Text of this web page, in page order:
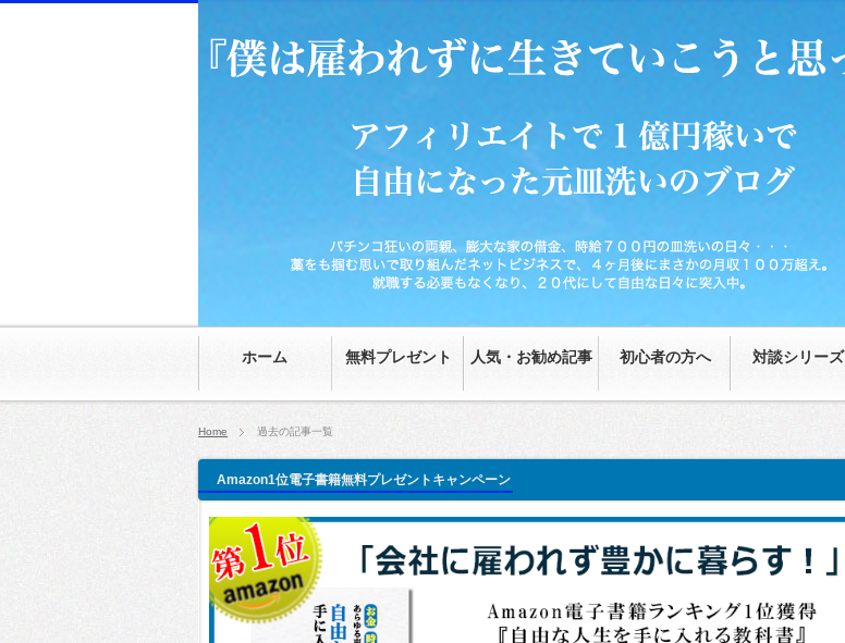
ホーム 無料プレゼント 人気・お勧め記事 初心者の方へ 対談シリーズ
パチンコ狂いの両親、膨大な家の借金、時給700円の皿洗いの日々…が、藁をもつかむ思いで取り組んだネッ
然。就職する必要もなくなり、20代にして自由な日々に突入中。
Home 過去の記事一覧
Amazon1位電子書籍無料プレゼントキャンペーン